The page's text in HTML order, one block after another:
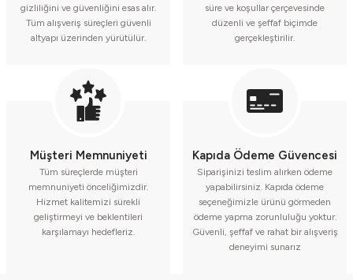
gizliliğini ve güvenliğini esas alır.
Tüm alışveriş süreçleri güvenli
altyapı üzerinden yürütülür.
süre ve koşullar çerçevesinde
düzenli ve şeffaf biçimde
gerçekleştirilir.
Müşteri Memnuniyeti
Tüm süreçlerde müşteri
memnuniyeti önceliğimizdir.
Hizmet kalitemizi sürekli
geliştirmeyi ve beklentileri
karşılamayı hedefleriz.
Kapıda Ödeme Güvencesi
Siparişinizi teslim alırken ödeme
yapabilirsiniz. Kapıda ödeme
seçeneğimizle ürünü görmeden
ödeme yapma zorunluluğu yoktur.
Güvenli, şeffaf ve rahat bir alışveriş
deneyimi sunarız